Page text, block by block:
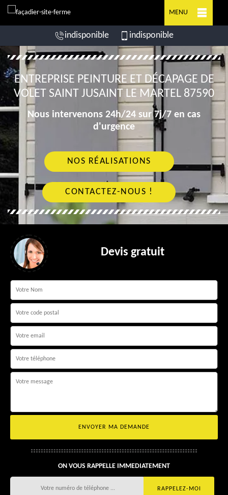
MENU
indisponible indisponible
ENTREPRISE PEINTURE ET DÉCAPAGE DE
VOLET SAINT JUSAINT LE MARTEL 87590
Nous intervenons 24h/24 sur 7j/7 en cas
d'urgence
NOS RÉALISATIONS
CONTACTEZ-NOUS !
Devis gratuit
ON VOUS RAPPELLE IMMEDIATEMENT